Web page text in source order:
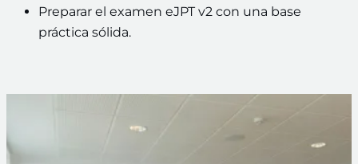
Preparar el examen eJPT v2 con una base
práctica sólida.